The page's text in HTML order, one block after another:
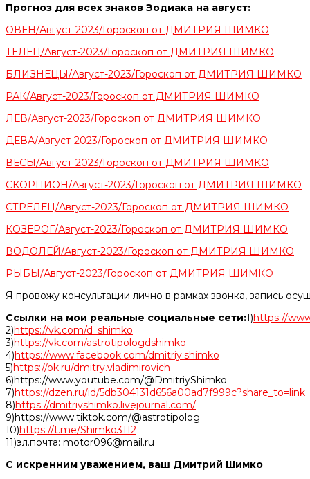
Прогноз для всех знаков Зодиака на август:
ОВЕН/Август-2023/Гороскоп от ДМИТРИЯ ШИМКО
ТЕЛЕЦ/Август-2023/Гороскоп от ДМИТРИЯ ШИМКО
БЛИЗНЕЦЫ/Август-2023/Гороскоп от ДМИТРИЯ ШИМКО
РАК/Август-2023/Гороскоп от ДМИТРИЯ ШИМКО
ЛЕВ/Август-2023/Гороскоп от ДМИТРИЯ ШИМКО
ДЕВА/Август-2023/Гороскоп от ДМИТРИЯ ШИМКО
ВЕСЫ/Август-2023/Гороскоп от ДМИТРИЯ ШИМКО
СКОРПИОН/Август-2023/Гороскоп от ДМИТРИЯ ШИМКО
СТРЕЛЕЦ/Август-2023/Гороскоп от ДМИТРИЯ ШИМКО
КОЗЕРОГ/Август-2023/Гороскоп от ДМИТРИЯ ШИМКО
ВОДОЛЕЙ/Август-2023/Гороскоп от ДМИТРИЯ ШИМКО
РЫБЫ/Август-2023/Гороскоп от ДМИТРИЯ ШИМКО
Я провожу консультации лично в рамках звонка, запись
Ссылки на мои реальные социальные сети:1)https://
2)https://vk.com/d_shimko
3)https://vk.com/astrotipologdshimko
4)https://www.facebook.com/dmitriy.shimko
5)https://ok.ru/dmitry.vladimirovich
6)https://www.youtube.com/@DmitriyShimko
7)https://dzen.ru/id/5db304131d656a00ad7f999c?share_to=link
8)https://dmitriyshimko.livejournal.com/
9)https://www.tiktok.com/@astrotipolog
10)https://t.me/Shimko3112
11)эл.почта: motor096@mail.ru
С искренним уважением, ваш Дмитрий Шимко